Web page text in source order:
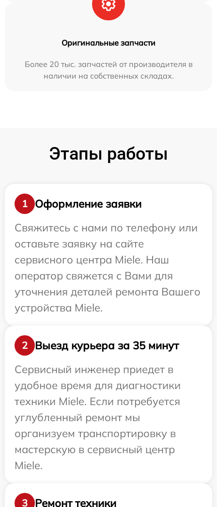
Оригинальные запчасти
Более 20 тыс. запчастей от производителя в
наличии на собственных складах.
Этапы работы
1
Оформление заявки
Свяжитесь с нами по телефону или
оставьте заявку на сайте
сервисного центра Miele. Наш
оператор свяжется с Вами для
уточнения деталей ремонта Вашего
устройства Miele.
2
Выезд курьера за 35 минут
Сервисный инженер приедет в
удобное время для диагностики
техники Miele. Если потребуется
углубленный ремонт мы
организуем транспортировку в
мастерскую в сервисный центр
Miele.
3 Ремонт техники